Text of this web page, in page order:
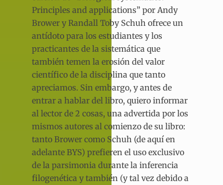
Principles and applications” por Andy
Brower y Randall Toby Schuh ofrece un
antídoto para los estudiantes y los
practicantes de la sistemática que
también temen la erosión del valor
científico de la disciplina que tanto
apreciamos. Sin embargo, y antes de
entrar a hablar del libro, quiero informar
al lector de 2 cosas, una advertida por los
mismos autores al comienzo de su libro:
tanto Brower como Schuh (de aquí en
adelante BYS) prefieren el uso exclusivo
de la parsimonia durante la inferencia
filogenética y también (y tal vez debido a